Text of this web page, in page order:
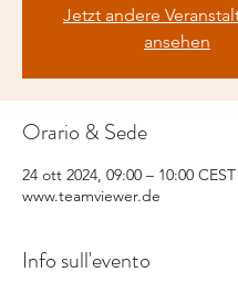
Jetzt andere
ansehen
Orario & Sede
24 ott 2024, 09:00 – 10:00 CEST
www.teamviewer.de
Info sull'evento